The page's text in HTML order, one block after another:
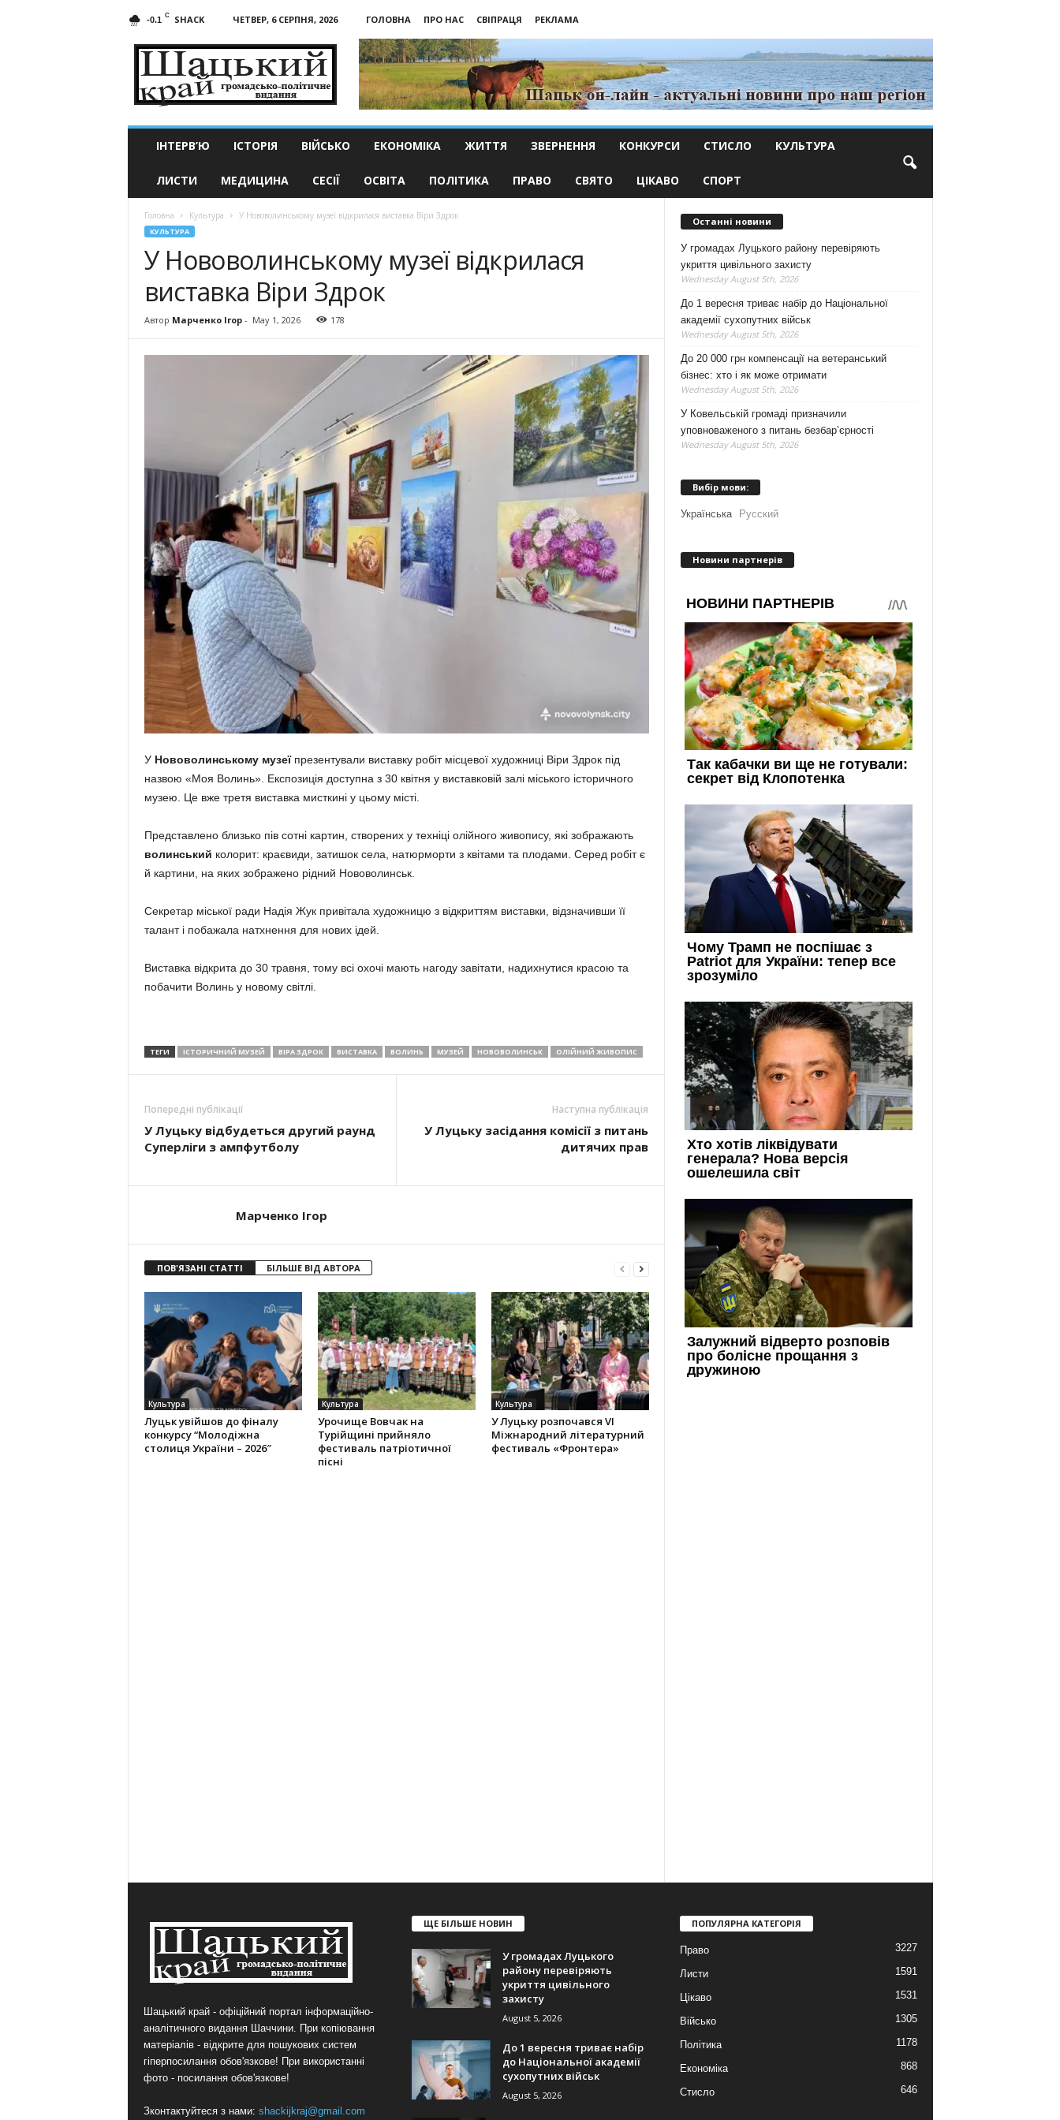
-0.1 C SHACK ЧЕТВЕР, 6 СЕРПНЯ, 2026 ГОЛОВНА ПРО НАС СВІПРАЦЯ
РЕКЛАМА
край
ІНТЕРВ’Ю ІСТОРІЯ ВІЙСЬКО ЕКОНОМІКА ЖИТТЯ ЗВЕРНЕННЯ КОНКУРСИ СТИСЛО КУЛЬТУРА
ЛИСТИ МЕДИЦИНА СЕСІЇ ОСВІТА ПОЛІТИКА ПРАВО СВЯТО ЦІКАВО СПОРТ
Головна Культура У Нововолинському музеї відкрилася виставка Віри Здрок
КУЛЬТУРА
У Нововолинському музеї відкрилася
виставка Віри Здрок
Автор Марченко Ігор- May 1, 2026 178
У Нововолинському музеїпрезентували виставку робіт місцевої художниці Віри Здрок під
назвою «Моя Волинь». Експозиція доступна з 30 квітня у виставковій залі міського історичного
музею. Це вже третя виставка мисткині у цьому місті.
Представлено близько пів сотні картин, створених у техніці олійного живопису, які зображають
волинський колорит: краєвиди, затишок села, натюрморти з квітами та плодами. Серед робіт є
й картини, на яких зображено рідний Нововолинськ.
Секретар міської ради Надія Жук привітала художницю з відкриттям виставки, відзначивши її
талант і побажала натхнення для нових ідей.
Виставка відкрита до 30 травня, тому всі охочі мають нагоду завітати, надихнутися красою та
побачити Волинь у новому світлі.
ТЕГИ ІСТОРИЧНИЙ МУЗЕЙ ВІРА ЗДРОК ВИСТАВКА ВОЛИНЬ МУЗЕЙ НОВОВОЛИНСЬК ОЛІЙНИЙ ЖИВОПИС
Попередні публікації
У Луцьку відбудеться другий раунд
Суперліги з ампфутболу
Наступна публікація
У Луцьку засідання комісії з питань
дитячих прав
Марченко Ігор
ПОВ'ЯЗАНІ СТАТТІ БІЛЬШЕ ВІД АВТОРА
Культура
Луцьк увійшов до фіналу
конкурсу “Молодіжна
столиця України – 2026″
Культура
Урочище Вовчак на
Турійщині прийняло
фестиваль патріотичної
пісні
Культура
У Луцьку розпочався VI
Міжнародний літературний
фестиваль «Фронтера»
Останні новини
У громадах Луцького району перевіряють
укриття цивільного захисту
Wednesday August 5th, 2026
До 1 вересня триває набір до Національної
академії сухопутних військ
Wednesday August 5th, 2026
До 20 000 грн компенсації на ветеранський
бізнес: хто і як може отримати
Wednesday August 5th, 2026
У Ковельській громаді призначили
уповноваженого з питань безбар’єрності
Wednesday August 5th, 2026
Вибір мови:
Українська Русский
Новини партнерів
Шацький край - офіційний портал інформаційно-
аналітичного видання Шаччини. При копіювання
матеріалів - відкрите для пошукових систем
гіперпосилання обов'язкове! При використанні
фото - посилання обов'язкове!
Зконтактуйтеся з нами: shackijkraj@gmail.com
ЩЕ БІЛЬШЕ НОВИН
У громадах Луцького
району перевіряють
укриття цивільного
захисту
August 5, 2026
До 1 вересня триває набір
до Національної академії
сухопутних військ
August 5, 2026
ПОПУЛЯРНА КАТЕГОРІЯ
Право 3227
Листи 1591
Цікаво 1531
Військо 1305
Політика 1178
Економіка 868
Стисло 646